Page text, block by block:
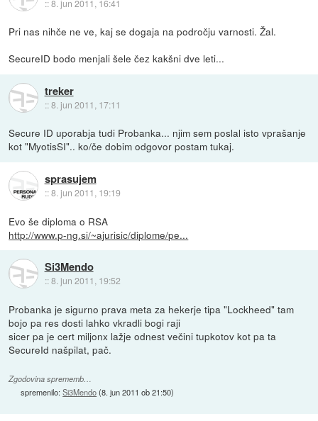
::8. jun 2011, 16:41
Pri nas nihče ne ve, kaj se dogaja na področju varnosti. Žal.
SecureID bodo menjali šele čez kakšni dve leti...
treker
::8. jun 2011, 17:11
Secure ID uporabja tudi Probanka... njim sem poslal isto vprašanje
kot "MyotisSI".. ko/če dobim odgovor postam tukaj.
sprasujem
::8. jun 2011, 19:19
Evo še diploma o RSA
http://www.p-ng.si/~ajurisic/diplome/pe...
Si3Mendo
::8. jun 2011, 19:52
Probanka je sigurno prava meta za hekerje tipa "Lockheed" tam
bojo pa res dosti lahko vkradli bogi raji
sicer pa je cert miljonx lažje odnest večini tupkotov kot pa ta
SecureId našpilat, pač.
Zgodovina sprememb…
spremenilo:Si3Mendo(8. jun 2011 ob 21:50)